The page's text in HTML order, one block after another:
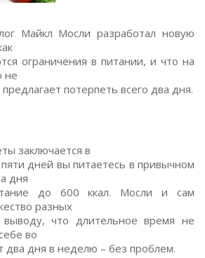
Майкл Мосли разработал новую
ограничения в питании, и что на
не
потерпеть всего два дня.
заключается в
дней вы питаетесь в привычном
дня
до 600 ккал. Мосли и сам
разных
что длительное время не
во
два дня в неделю – без проблем.